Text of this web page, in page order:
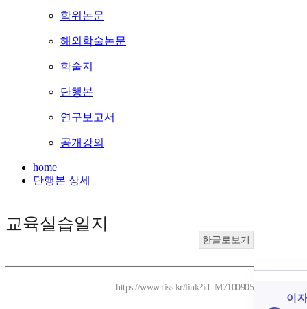
학위논문
해외학술논문
학술지
단행본
연구보고서
공개강의
home
단행본 상세
교육실습일지
한글로보기
https://www.riss.kr/link?id=M7100905
이